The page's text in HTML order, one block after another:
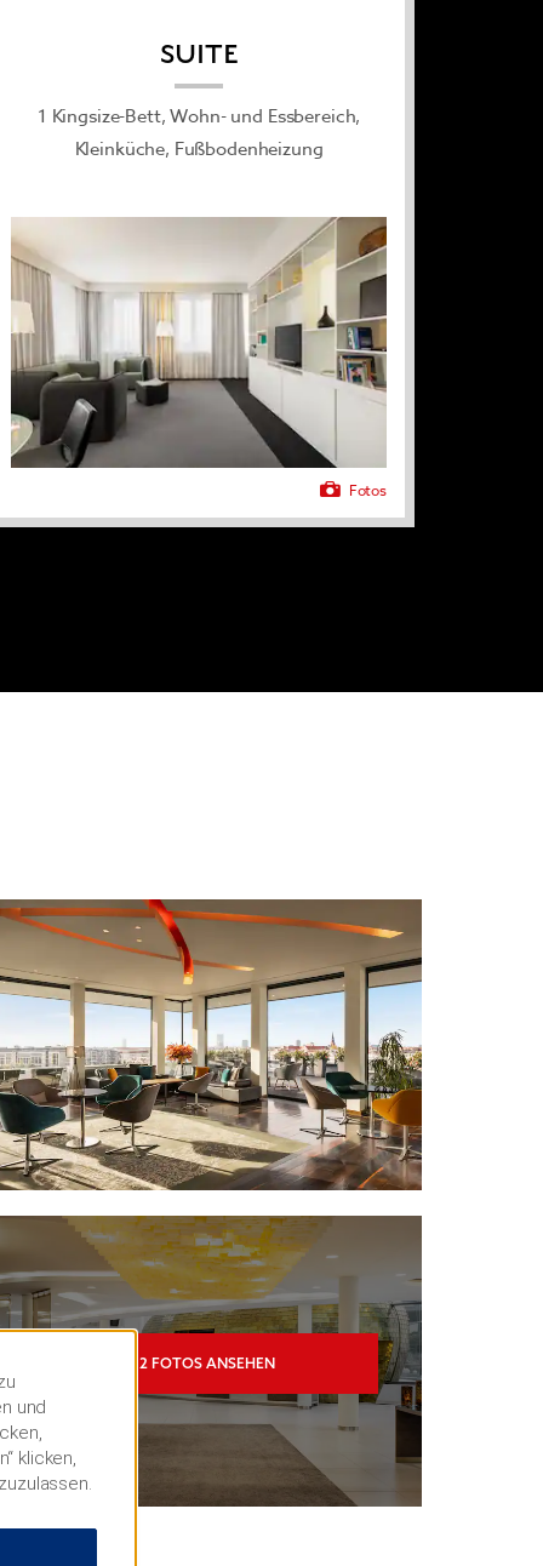
SUITE
1 Kingsize-Bett, Wohn- und Essbereich,
Kleinküche, Fußbodenheizung
Fotos
12 FOTOS ANSEHEN
und
klicken,